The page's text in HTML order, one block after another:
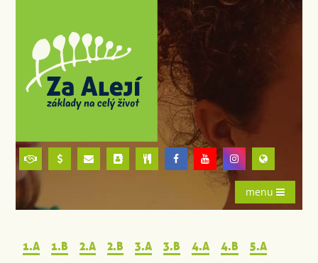
menu
1.A 1.B 2.A 2.B 3.A 3.B 4.A 4.B
5.A